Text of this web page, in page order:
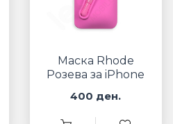
Маска Rhode
Розева за iPhone
400 ден.